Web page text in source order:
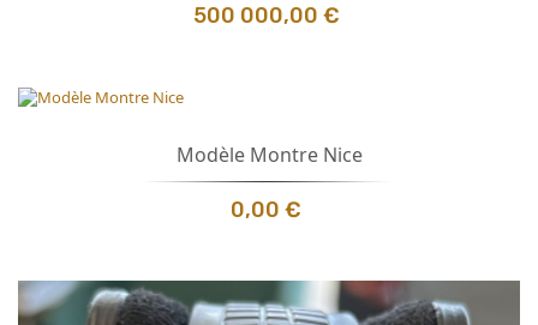
500 000,00 €
Modèle Montre Nice
0,00 €